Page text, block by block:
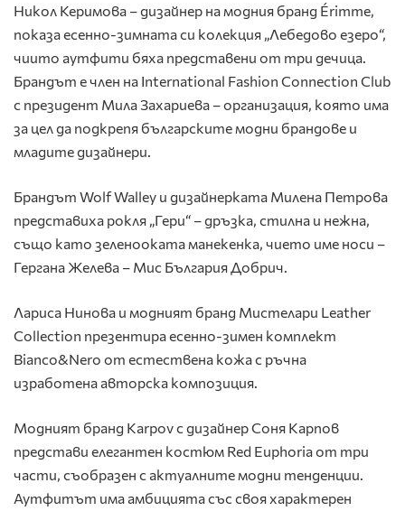
Никол Керимова – дизайнер на модния бранд Érimme,
показа есенно-зимната си колекция „Лебедово езеро“,
чиито аутфити бяха представени от три дечица.
Брандът е член на International Fashion Connection Club
с президент Мила Захариева – организация, която има
за цел да подкрепя българските модни брандове и
младите дизайнери.
Брандът Wolf Walley и дизайнерката Милена Петрова
представиха рокля „Гери“ – дръзка, стилна и нежна,
също като зеленооката манекенка, чието име носи –
Гергана Желева – Мис България Добрич.
Лариса Нинова и модният бранд Мистелари Leather
Collection презентира есенно-зимен комплект
Bianco&Nero от естествена кожа с ръчна
изработена авторска композиция.
Модният бранд Karpov с дизайнер Соня Карпов
представи елегантен костюм Red Euphoria от три
части, съобразен с актуалните модни тенденции.
Аутфитът има амбицията със своя характерен